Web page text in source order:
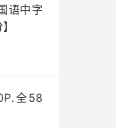
语中字
全58